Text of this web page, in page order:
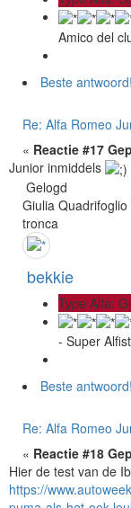
Amico del
Beste antwoord!
Re: Alfa Romeo
« Reactie #17
Junior inmiddels
Gelogd
Giulia
tronca
bekkie
Type Alfa:
- Super Alfist
Beste antwoord!
Re: Alfa Romeo
« Reactie #18
Hier de test van de
https://